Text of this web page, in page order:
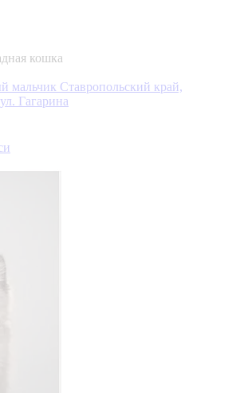
кошка
мальчик Ставропольский край,
Гагарина